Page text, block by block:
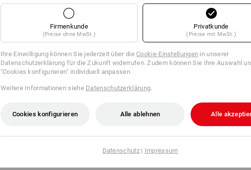
Firmenkunde
(Preise ohne MwSt.)
Privatkunde
(Preise mit MwSt.)
Ihre Einwilligung können Sie jederzeit über dieCookie-Einstellungen in unserer
Datenschutzerklärung für die Zukunft widerrufen. Zudem können Sie Ihre Auswahl
"Cookies konfigurieren" individuell anpassen
Weitere Informationen siehe Datenschutzerklärung.
Cookies konfigurieren Alle ablehnen Alle
Datenschutz| Impressum